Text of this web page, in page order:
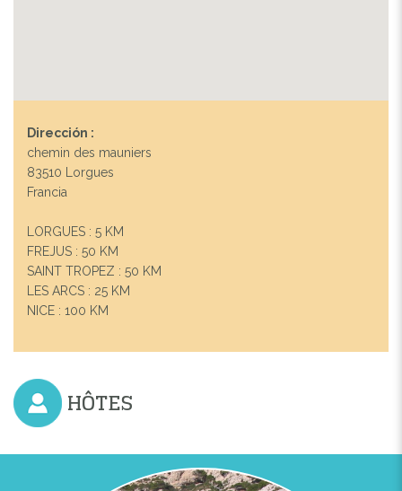
Dirección :
chemin des mauniers
83510 Lorgues
Francia
LORGUES : 5 KM
FREJUS : 50 KM
SAINT TROPEZ : 50 KM
LES ARCS : 25 KM
NICE : 100 KM
HÔTES